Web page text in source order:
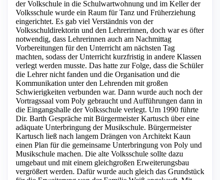
der Volkschule in die Schulwartwohnung und im Keller der
Volksschule wurde ein Raum für Tanz und Früherziehung
eingerichtet. Es gab viel Verständnis von der
Volksschuldirektorin und den Lehrerinnen, doch war es öfter
notwendig, dass Lehrerinnen auch am Nachmittag
Vorbereitungen für den Unterricht am nächsten Tag
machten, sodass der Unterricht kurzfristig in andere Klassen
verlegt werden musste. Das hatte zur Folge, dass die Schüler
die Lehrer nicht fanden und die Organisation und die
Kommunikation unter den Lehrenden mit großen
Schwierigkeiten verbunden war. Dann wurde auch noch der
Vortragssaal vom Poly gebraucht und Aufführungen dann in
die Eingangshalle der Volksschule verlegt. Um 1990 führte
Dir. Barth Gespräche mit Bürgermeister Kartusch über eine
adäquate Unterbringung der Musikschule. Bürgermeister
Kartusch ließ nach langem Drängen von Architekt Kaun
einen Plan für die gemeinsame Unterbringung von Poly und
Musikschule machen. Die alte Volksschule sollte dazu
umgebaut und mit einem gleichgroßen Erweiterungsbau
vergrößert werden. Dafür wurde auch gleich das Grundstück